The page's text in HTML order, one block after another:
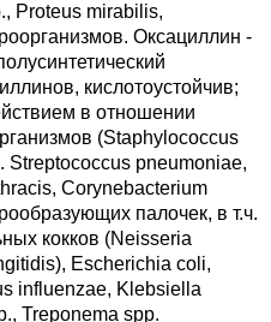
Proteus mirabilis,
Оксациллин -
кислотоустойчив;
в отношении
(Staphylococcus
Streptococcus pneumoniae,
Corynebacterium
палочек, в т.ч.
кокков (Neisseria
Escherichia coli,
influenzae, Klebsiella
Treponema spp.